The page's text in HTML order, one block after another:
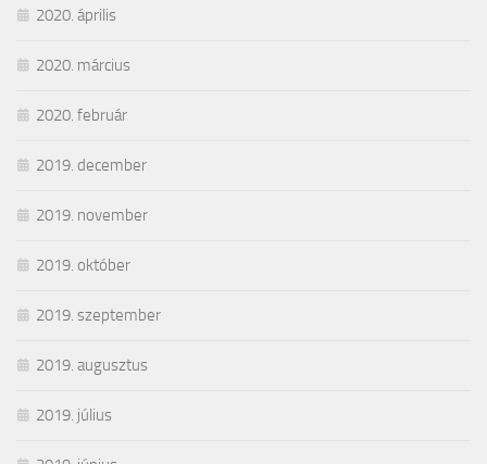
2020. április
2020. március
2020. február
2019. december
2019. november
2019. október
2019. szeptember
2019. augusztus
2019. július